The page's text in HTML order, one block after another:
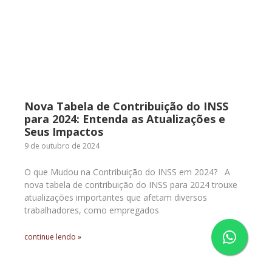
Nova Tabela de Contribuição do INSS
para 2024: Entenda as Atualizações e
Seus Impactos
9 de outubro de 2024
O que Mudou na Contribuição do INSS em 2024? A
nova tabela de contribuição do INSS para 2024 trouxe
atualizações importantes que afetam diversos
trabalhadores, como empregados
continue lendo »